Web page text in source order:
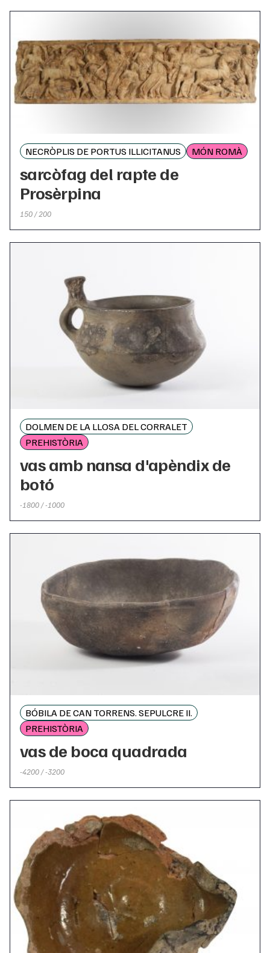
NECRÒPLIS DE PORTUS ILLICITANUS MÓN ROMÀ
sarcòfag del rapte de
Prosèrpina
150 / 200
DOLMEN DE LA LLOSA DEL CORRALET
PREHISTÒRIA
vas amb nansa d'apèndix de
botó
-1800 / -1000
BÓBILA DE CAN TORRENS. SEPULCRE II.
PREHISTÒRIA
vas de boca quadrada
-4200 / -3200